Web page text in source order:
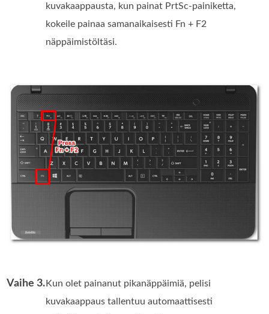
kuvakaappausta, kun painat PrtSc-painiketta,
kokeile painaa samanaikaisesti Fn + F2
näppäimistöltäsi.
Vaihe 3. Kun olet painanut pikanäppäimiä, pelisi
kuvakaappaus tallentuu automaattisesti